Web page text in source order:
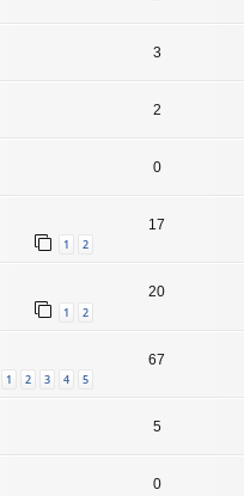
3
2
0
1 2
17
1 2
20
1 2 3 4 5
67
5
0